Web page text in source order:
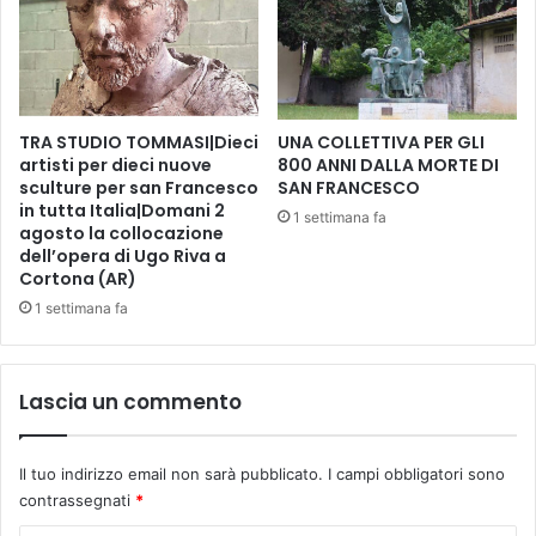
g
o
o
2
0
2
1
-
P
a
r
o
i
S
e
/
e
t
o
P
r
o
g
e
t
o
V
i
c
i
t
TRA STUDIO TOMMASI|Dieci
artisti per dieci nuove
sculture per san Francesco
in tutta Italia|Domani 2
agosto la collocazione
dell’opera di Ugo Riva a
Cortona (AR)
1 settimana fa
UNA COLLETTIVA PER GLI
800 ANNI DALLA MORTE DI
SAN FRANCESCO
1 settimana fa
Lascia un commento
Il tuo indirizzo email non sarà pubblicato. I campi obbligatori sono
contrassegnati *